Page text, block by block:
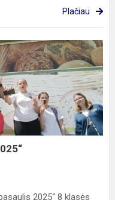
Plačiau
2025“ 8 klasės